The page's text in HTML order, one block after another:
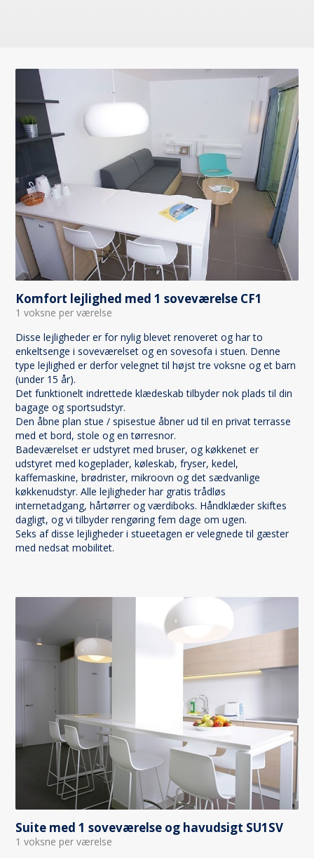
Komfort lejlighed med 1 soveværelse CF1
1 voksne per værelse
Disse lejligheder er for nylig blevet renoveret og har to
enkeltsenge i soveværelset og en sovesofa i stuen. Denne
type lejlighed er derfor velegnet til højst tre voksne og et barn
(under 15 år).
Det funktionelt indrettede klædeskab tilbyder nok plads til din
bagage og sportsudstyr.
Den åbne plan stue / spisestue åbner ud til en privat terrasse
med et bord, stole og en tørresnor.
Badeværelset er udstyret med bruser, og køkkenet er
udstyret med kogeplader, køleskab, fryser, kedel,
kaffemaskine, brødrister, mikroovn og det sædvanlige
køkkenudstyr. Alle lejligheder har gratis trådløs
internetadgang, hårtørrer og værdiboks. Håndklæder skiftes
dagligt, og vi tilbyder rengøring fem dage om ugen.
Seks af disse lejligheder i stueetagen er velegnede til gæster
med nedsat mobilitet.
Suite med 1 soveværelse og havudsigt SU1SV
1 voksne per værelse